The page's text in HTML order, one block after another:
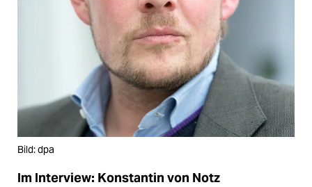
Bild: dpa
Im Interview: Konstantin von Notz